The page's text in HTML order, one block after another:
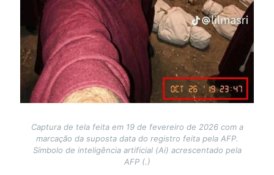
Captura de tela feita em 19 de fevereiro de 2026 com a
marcação da suposta data do registro feita pela AFP.
Símbolo de inteligência artificial (Ai) acrescentado pela
AFP (.)